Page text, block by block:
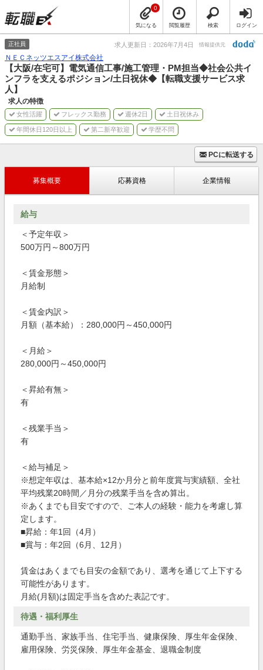
気になる
0
閲覧履歴 検索 ログイン
正社員 求人更新日：2026年7月4日 情報提供元
ＮＥＣネッツエスアイ株式会社
【大阪/在宅可】電気通信工事/施工管理・PM担当◆社会公共イ
ンフラを支えるポジション/土日祝休◆【転職支援サービス求
人】
求人の特徴
女性活躍 フレックス勤務 週休2日 土日祝休み
年間休日120日以上 第二新卒歓迎 学歴不問
PCに転送する
募集概要 応募資格 企業情報
給与
＜予定年収＞
500万円～800万円
＜賃金形態＞
月給制
＜賃金内訳＞
月額（基本給）：280,000円～450,000円
＜月給＞
280,000円～450,000円
＜昇給有無＞
有
＜残業手当＞
有
＜給与補足＞
※想定年収は、基本給×12か月分と前年度賞与実績額、全社
平均残業20時間／月分の残業手当を含め算出。
※あくまでも目安ですので、ご本人の経験・能力を考慮し算
定します。
■昇給：年1回（4月）
■賞与：年2回（6月、12月）
賃金はあくまでも目安の金額であり、選考を通じて上下する
可能性があります。
月給(月額)は固定手当を含めた表記です。
待遇・福利厚生
通勤手当、家族手当、住宅手当、健康保険、厚生年金保険、
雇用保険、労災保険、厚生年金基金、退職金制度